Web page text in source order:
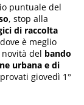
puntuale del
, stop alla
di raccolta
è meglio
del bando
urbana e di
giovedì 1°